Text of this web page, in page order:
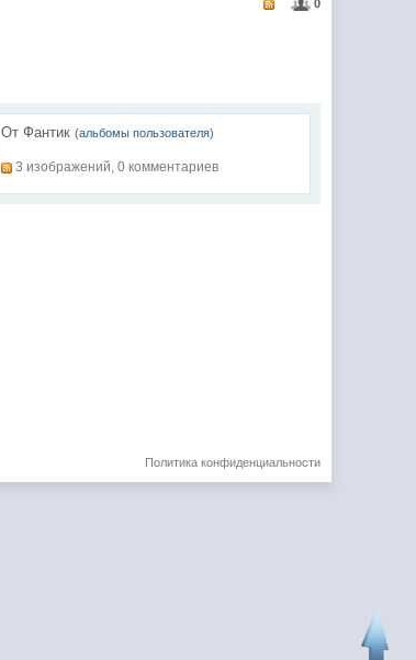
0
От Фантик (альбомы пользователя)
3 изображений, 0 комментариев
Политика конфиденциальности